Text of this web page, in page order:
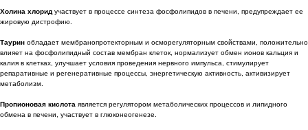
Холина хлорид участвует в процессе синтеза фосфолипидов в печени, предупреждает ее
жировую дистрофию.
Таурин обладает мембранопротекторным и осморегуляторным свойствами, положительно
влияет на фосфолипидный состав мембран клеток, нормализует обмен ионов кальция и
калия в клетках, улучшает условия проведения нервного импульса, стимулирует
репаративные и регенеративные процессы, энергетическую активность, активизирует
метаболизм.
Пропионовая кислота является регулятором метаболических процессов и липидного
обмена в печени, участвует в глюконеогенезе.